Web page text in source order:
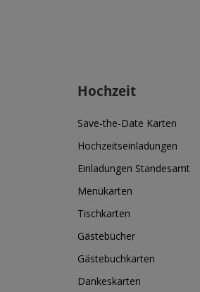
Hochzeit
Save-the-Date Karten
Hochzeitseinladungen
Einladungen Standesamt
Menükarten
Tischkarten
Gästebücher
Gästebuchkarten
Dankeskarten